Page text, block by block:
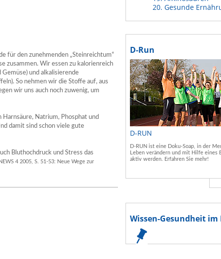
für den zunehmenden „Steinreichtum“
zusammen. Wir essen zu kalorienreich
und alkalisierende
So nehmen wir die Stoffe auf, aus
wir uns auch noch zuwenig, um
Natrium, Phosphat und
damit sind schon viele gute
Bluthochdruck und Stress das
4 2005, S. 51-53: Neue Wege zur
Gesunde
D-Run
D-RUN
D-RUN ist eine Doku-Soap, in der
Leben verändern und mit Hilfe eines
aktiv werden. Erfahren Sie mehr!
Wissen-Gesundheit im